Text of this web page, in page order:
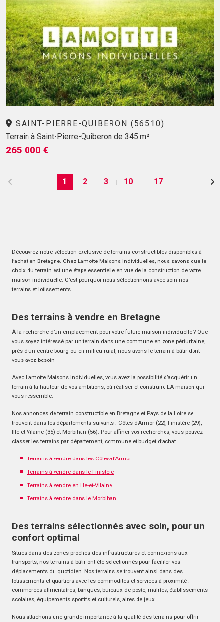
SAINT-PIERRE-QUIBERON (56510)
Terrain à Saint-Pierre-Quiberon de 345 m²
265 000 €
1 2 3 | 10 17
Découvrez notre sélection exclusive de terrains constructibles disponibles à
l’achat en Bretagne. Chez Lamotte Maisons Individuelles, nous savons que le
choix du terrain est une étape essentielle en vue de la construction de votre
maison individuelle. C’est pourquoi nous sélectionnons avec soin nos
terrains et lotissements.
Des terrains à vendre en Bretagne
À la recherche d’un emplacement pour votre future maison individuelle ? Que
vous soyez intéressé par un terrain dans une commune en zone périurbaine,
près d’un centre-bourg ou en milieu rural, nous avons le terrain à bâtir dont
vous avez besoin.
Avec Lamotte Maisons Individuelles, vous avez la possibilité d’acquérir un
terrain à la hauteur de vos ambitions, où réaliser et construire LA maison qui
vous ressemble.
Nos annonces de terrain constructible en Bretagne et Pays de la Loire se
trouvent dans les départements suivants : Côtes-d’Armor (22), Finistère (29),
Ille-et-Vilaine (35) et Morbihan (56). Pour affiner vos recherches, vous pouvez
classer les terrains par département, commune et budget d’achat.
Terrains à vendre dans les Côtes-d’Armor
Terrains à vendre dans le Finistère
Terrains à vendre en Ille-et-Vilaine
Terrains à vendre dans le Morbihan
Des terrains sélectionnés avec soin, pour un
confort optimal
Situés dans des zones proches des infrastructures et connexions aux
transports, nos terrains à bâtir ont été sélectionnés pour faciliter vos
déplacements du quotidien. Nos terrains se trouvent ainsi dans des
lotissements et quartiers avec les commodités et services à proximité :
commerces alimentaires, banques, bureaux de poste, mairies, établissements
scolaires, équipements sportifs et culturels, aires de jeux…
Nous attachons une grande importance à la qualité des terrains pour offrir